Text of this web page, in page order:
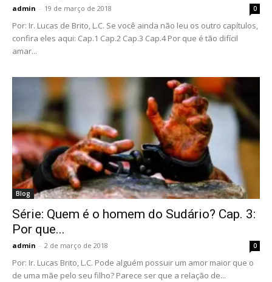
admin - 19 de março de 2018 0
Por: Ir. Lucas de Brito, L.C. Se você ainda não leu os outro capítulos,
confira eles aqui: Cap.1 Cap.2 Cap.3 Cap.4 Por que é tão difícil
amar...
Blog
Série: Quem é o homem do Sudário? Cap. 3:
Por que...
admin - 2 de março de 2018 0
Por: Ir. Lucas Brito, L.C. Pode alguém possuir um amor maior que o
de uma mãe pelo seu filho? Parece ser que a relação de...